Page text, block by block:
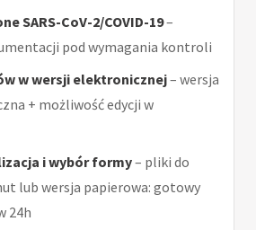
SARS-CoV-2/COVID-19–
pod wymagania kontroli
w wersji elektronicznej– wersja
+ możliwość edycji w
i wybór formy– pliki do
lub wersja papierowa: gotowy
24h